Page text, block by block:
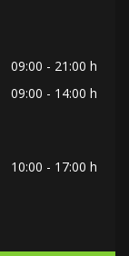
09:00 - 21:00 h
09:00 - 14:00 h
10:00 - 17:00 h